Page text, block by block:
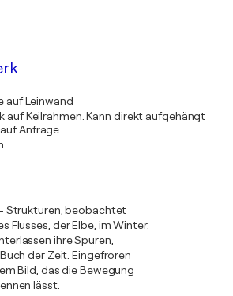
auf Leinwand
auf Keilrahmen. Kann direkt aufgehängt
Anfrage.
Strukturen, beobachtet
Flusses, der Elbe, im Winter.
ihre Spuren,
der Zeit. Eingefroren
Bild, das die Bewegung
lässt.